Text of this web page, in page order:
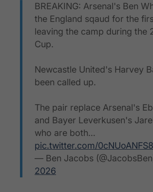
BREAKING: Arsenal's Ben
the England sqaud for the
leaving the camp during the
Cup.
Newcastle United's Harvey
been called up.
The pair replace Arsenal's
and Bayer Leverkusen's
who are both…
pic.twitter.com/0cNUoANFS8
— Ben Jacobs
2026